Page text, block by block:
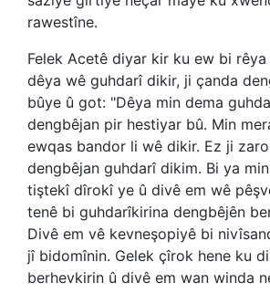
rawestîne.
Felek Acetê diyar kir ku ew bi rêya
dêya wê guhdarî dikir, ji çanda
bûye û got: "Dêya min dema
dengbêjan pir hestiyar bû. Min
ewqas bandor li wê dikir. Ez ji
dengbêjan guhdarî dikim. Bi ya
tiştekî dîrokî ye û divê em wê
tenê bi guhdarîkirina dengbêjên
Divê em vê kevneşopiyê bi
jî bidomînin. Gelek çîrok hene ku
berhevkirin û divê em wan winda